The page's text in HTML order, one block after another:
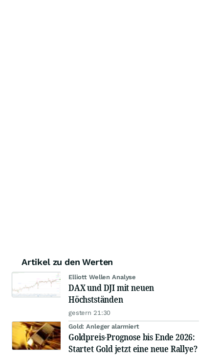
Artikel zu den Werten
Elliott Wellen Analyse
DAX und DJI mit neuen
Höchstständen
gestern 21:30
Gold: Anleger alarmiert
Goldpreis-Prognose bis Ende 2026:
Startet Gold jetzt eine neue Rallye?